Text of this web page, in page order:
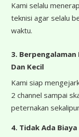
Kami selalu
teknisi agar selalu
waktu.
3.
Dan Kecil
Kami siap
2 channel sampai
peternakan
4. Tidak Ada